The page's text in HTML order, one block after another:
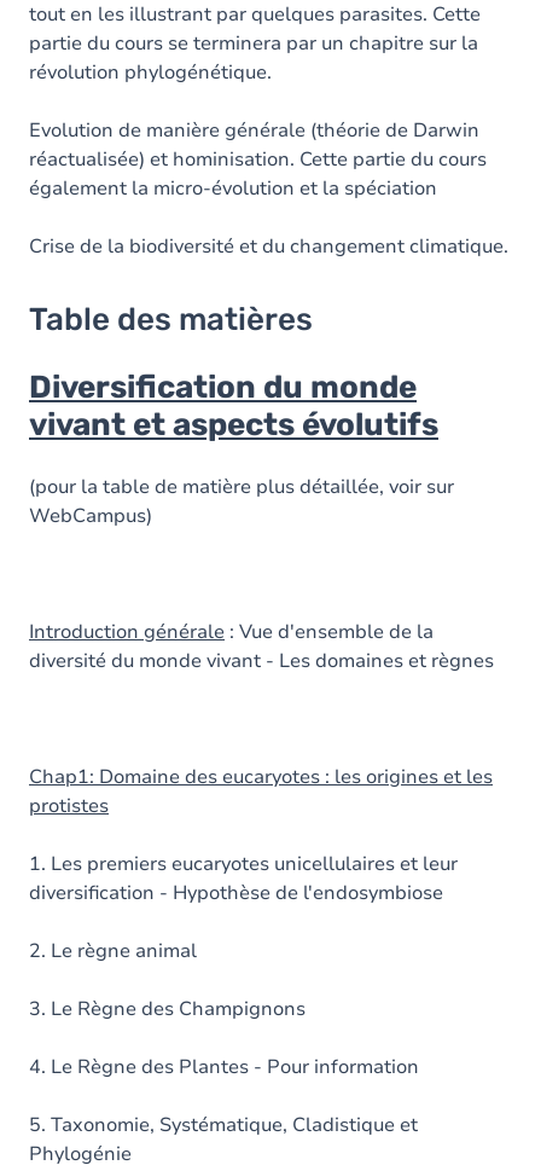
tout en les illustrant par quelques parasites. Cette
partie du cours se terminera par un chapitre sur la
révolution phylogénétique.
Evolution de manière générale (théorie de Darwin
réactualisée) et hominisation. Cette partie du cours
également la micro-évolution et la spéciation
Crise de la biodiversité et du changement climatique.
Table des matières
Diversification du monde
vivant et aspects évolutifs
(pour la table de matière plus détaillée, voir sur
WebCampus)
Introduction générale : Vue d'ensemble de la
diversité du monde vivant - Les domaines et règnes
Chap1: Domaine des eucaryotes : les origines et les
protistes
1. Les premiers eucaryotes unicellulaires et leur
diversification - Hypothèse de l'endosymbiose
2. Le règne animal
3. Le Règne des Champignons
4. Le Règne des Plantes - Pour information
5. Taxonomie, Systématique, Cladistique et
Phylogénie